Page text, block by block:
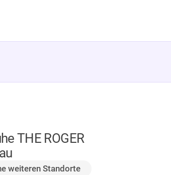
THE ROGER
weiteren Standorte